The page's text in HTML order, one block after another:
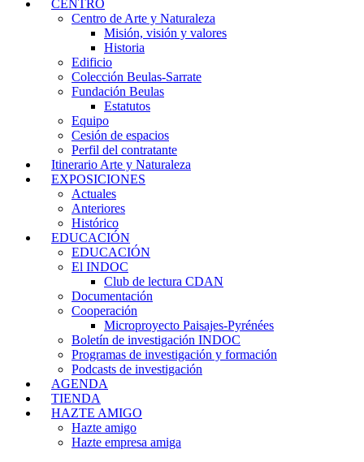
CENTRO
Centro de Arte y Naturaleza
Misión, visión y valores
Historia
Edificio
Colección Beulas-Sarrate
Fundación Beulas
Estatutos
Equipo
Cesión de espacios
Perfil del contratante
Itinerario Arte y Naturaleza
EXPOSICIONES
Actuales
Anteriores
Histórico
EDUCACIÓN
EDUCACIÓN
El INDOC
Club de lectura CDAN
Documentación
Cooperación
Microproyecto Paisajes-Pyrénées
Boletín de investigación INDOC
Programas de investigación y formación
Podcasts de investigación
AGENDA
TIENDA
HAZTE AMIGO
Hazte amigo
Hazte empresa amiga